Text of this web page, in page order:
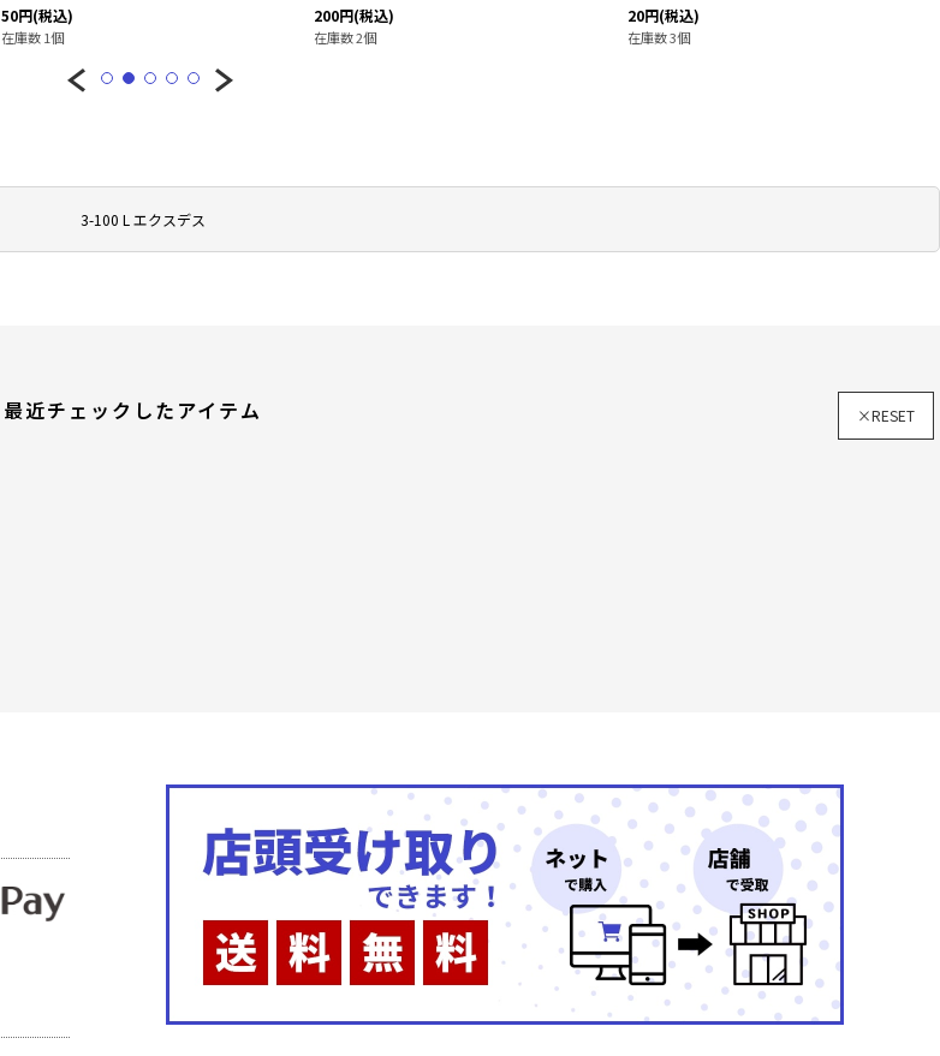
3-100 L エクスデス
50円(税込)
在庫数 1個
200円(税込)
在庫数 2個
20円(税込)
在庫数 3個
最近チェックしたアイテム ×RESET